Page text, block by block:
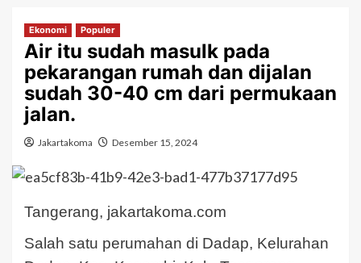
Ekonomi Populer
Air itu sudah masulk pada
pekarangan rumah dan dijalan
sudah 30-40 cm dari permukaan
jalan.
Jakartakoma Desember 15, 2024
Tangerang, jakartakoma.com
Salah satu perumahan di Dadap, Kelurahan